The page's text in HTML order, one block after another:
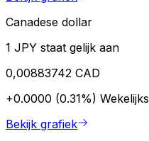
Canadese dollar
1 JPY staat gelijk aan
0,00883742 CAD
+0.0000 (0.31%) Wekelijks
Bekijk grafiek